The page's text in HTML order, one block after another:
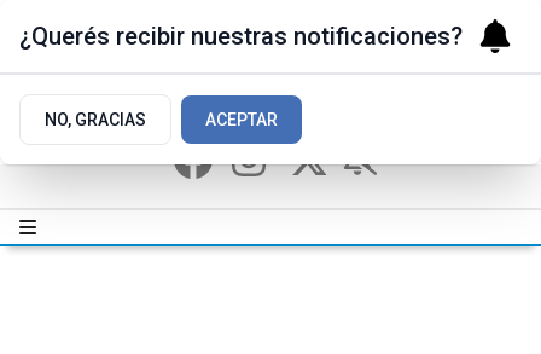
¿Querés recibir nuestras notificaciones?
NO, GRACIAS ACEPTAR